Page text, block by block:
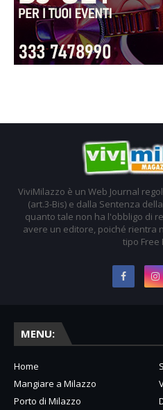
ViviMilazzo è un Web Journal
(art.3-Bis) e dalla Sentenza
quanto tale non ha l'obbligo di
avere un editore, poiché rientra
tipo Free
MENU:
Home
Mangiare a Milazzo
Porto di Milazzo